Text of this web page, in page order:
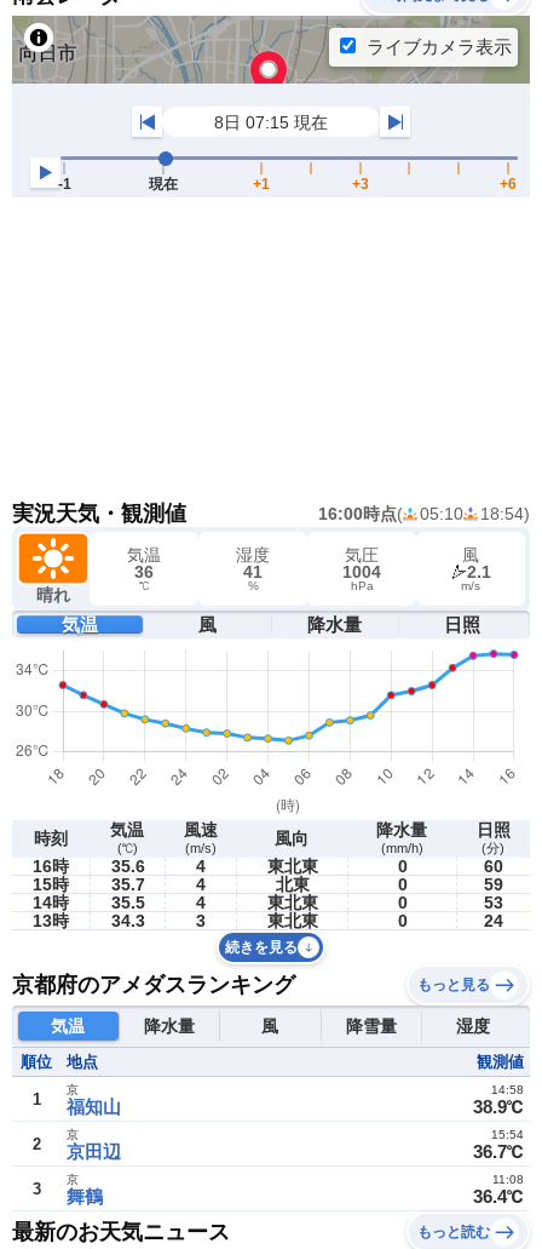
実況天気・観測値 16:00時点( 05:10 18:54)
晴れ
気温
36
℃
湿度
41
%
気圧
1004
hPa
風
2.1
m/s
気温 風 降水量 日照
時刻 気温
(℃)
風速
(m/s) 風向 降水量
(mm/h)
日照
(分)
16時 35.6 4 東北東 0
60
15時
35.7 4 北東 0
59
14時
35.5 4 東北東 0
53
13時
34.3 3 東北東 0 24
続きを見る
京都府のアメダスランキング もっと見る
気温 降水量 風 降雪量 湿度
順位 地点 観測値
1 福知山
京
38.9℃
14:58
2 京田辺
京
36.7℃
15:54
3 舞鶴
京
36.4℃
11:08
最新のお天気ニュース もっと読む